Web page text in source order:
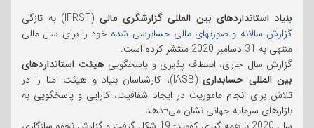
بنیاد استانداردهای بین المللی گزارشگری مالی (IFRSF) به تازگی
گزارش سالانه و صورتهای مالی حسابرسی شده خود را برای سال مالی
منتهی به 31 دسامبر 2020 منتشر کرده است.
گزارش سال جاری، انعطاف پذیری و پاسخگویی هیئت استانداردهای
بین المللی حسابداری
(IASB)، کارشناسان بنیاد و هیئت امنا را در
تلاش برای انجام ماموریت در ایجاد شفافیت، کارایی و پاسخگویی به
بازارهای سرمایه جهانی نشان می¬دهد.